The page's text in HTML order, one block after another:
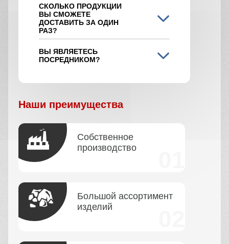
СКОЛЬКО ПРОДУКЦИИ
ВЫ СМОЖЕТЕ
ДОСТАВИТЬ ЗА ОДИН
РАЗ?
ВЫ ЯВЛЯЕТЕСЬ
ПОСРЕДНИКОМ?
Наши преимущества
Собственное
производство
Большой ассортимент
изделий